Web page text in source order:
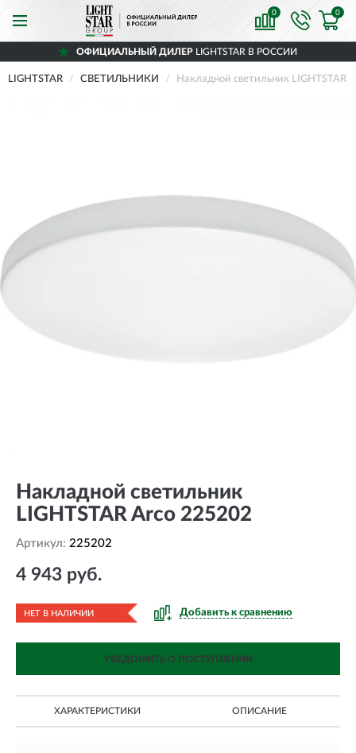
0 0
ОФИЦИАЛЬНЫЙ ДИЛЕРLIGHTSTAR В РОССИИ
LIGHTSTAR СВЕТИЛЬНИКИ Накладной светильник LIGHTSTAR
Накладной светильник
LIGHTSTAR Arco 225202
Артикул: 225202
4 943 руб.
НЕТ В НАЛИЧИИ Добавить к сравнению
УВЕДОМИТЬ О ПОСТУПЛЕНИИ
ХАРАКТЕРИСТИКИ ОПИСАНИЕ